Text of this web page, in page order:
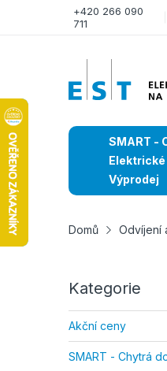
+420 266 090
711
SMART -
Výprodej
Domů Odvíjení
Kategorie
Akční ceny
SMART - Chytrá